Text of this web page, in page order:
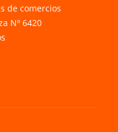
de comercios
Nº 6420